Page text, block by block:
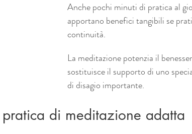
Anche pochi minuti di pratica al
apportano benefici tangibili se
continuità.
La meditazione potenzia il
sostituisce il supporto di uno
di disagio importante.
di meditazione adatta